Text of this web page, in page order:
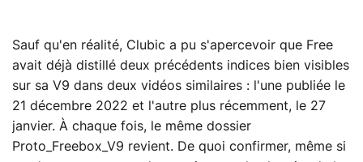
Sauf qu'en réalité, Clubic a pu s'apercevoir que Free
avait déjà distillé deux précédents indices bien visibles
sur sa V9 dans deux vidéos similaires : l'une publiée le
21 décembre 2022 et l'autre plus récemment, le 27
janvier. À chaque fois, le même dossier
Proto_Freebox_V9 revient. De quoi confirmer, même si